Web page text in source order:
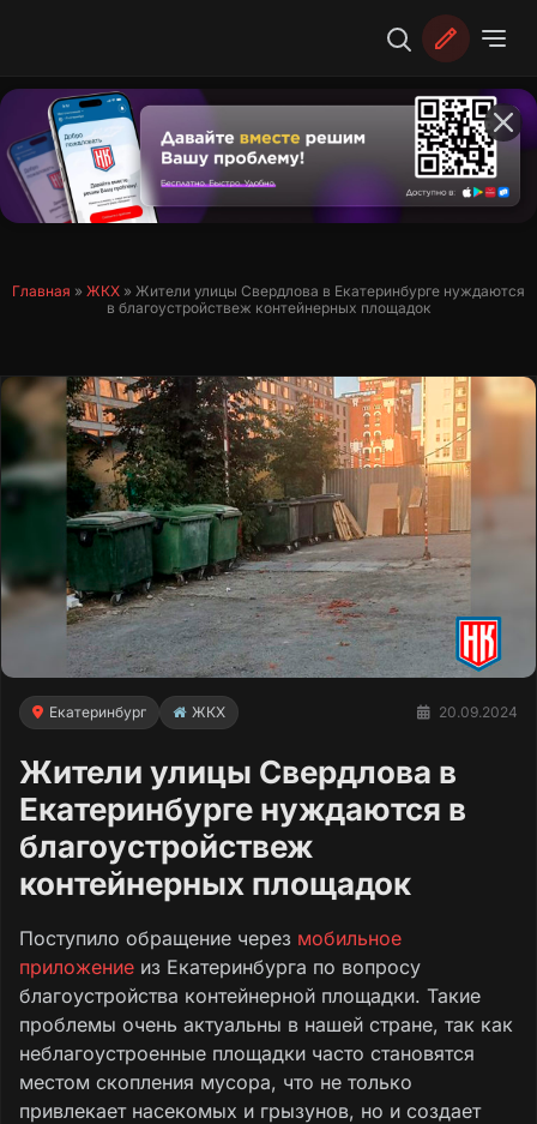
Главная » ЖКХ » Жители улицы Свердлова в Екатеринбурге нуждаются
в благоустройствеж контейнерных площадок
Екатеринбург ЖКХ 20.09.2024
Жители улицы Свердлова в
Екатеринбурге нуждаются в
благоустройствеж
контейнерных площадок
Поступило обращение через мобильное
приложение из Екатеринбурга по вопросу
благоустройства контейнерной площадки. Такие
проблемы очень актуальны в нашей стране, так как
неблагоустроенные площадки часто становятся
местом скопления мусора, что не только
привлекает насекомых и грызунов, но и создает